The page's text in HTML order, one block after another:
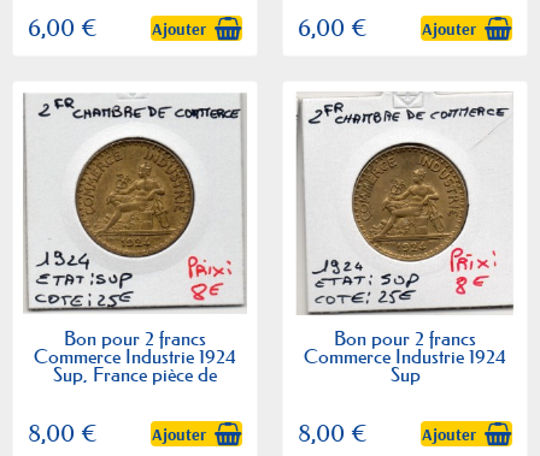
6,00 € Ajouter 6,00 € Ajouter
Bon pour 2 francs
Commerce Industrie 1924
Sup, France pièce de
monnaie
8,00 € Ajouter
Bon pour 2 francs
Commerce Industrie 1924
Sup
8,00 € Ajouter